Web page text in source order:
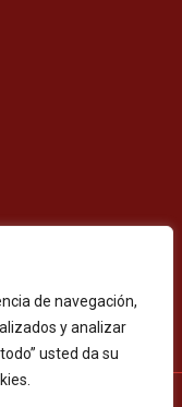
de navegación,
y analizar
usted da su